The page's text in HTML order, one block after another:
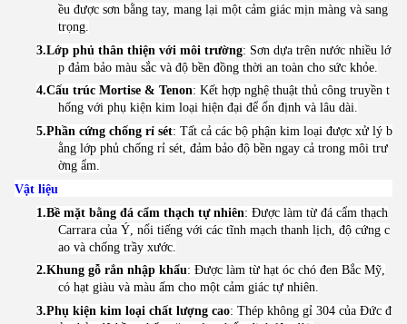
ều được sơn bằng tay, mang lại một cảm giác mịn màng và sang
trọng.
3.Lớp phủ thân thiện với môi trường: Sơn dựa trên nước nhiều lớ
p đảm bảo màu sắc và độ bền đồng thời an toàn cho sức khỏe.
4.Cấu trúc Mortise & Tenon: Kết hợp nghệ thuật thủ công truyền t
hống với phụ kiện kim loại hiện đại để ổn định và lâu dài.
5.Phần cứng chống rỉ sét: Tất cả các bộ phận kim loại được xử lý b
ằng lớp phủ chống rỉ sét, đảm bảo độ bền ngay cả trong môi trư
ờng ẩm.
Vật liệu
1.Bề mặt bằng đá cẩm thạch tự nhiên: Được làm từ đá cẩm thạch
Carrara của Ý, nổi tiếng với các tĩnh mạch thanh lịch, độ cứng c
ao và chống trầy xước.
2.Khung gỗ rắn nhập khẩu: Được làm từ hạt óc chó đen Bắc Mỹ,
có hạt giàu và màu ấm cho một cảm giác tự nhiên.
3.Phụ kiện kim loại chất lượng cao: Thép không gỉ 304 của Đức đ